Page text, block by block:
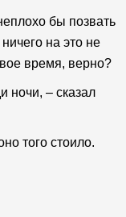
бы позвать
на это не
время, верно?
ночи, – сказал
того стоило.